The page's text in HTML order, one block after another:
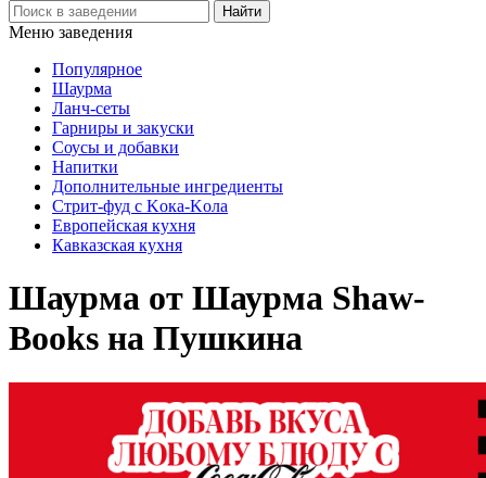
Меню заведения
Популярное
Шаурма
Ланч-сеты
Гарниры и закуски
Соусы и добавки
Напитки
Дополнительные ингредиенты
Стрит-фуд с Kока-Kола
Европейская кухня
Кавказская кухня
Шаурма от Шаурма Shaw-
Books на Пушкина